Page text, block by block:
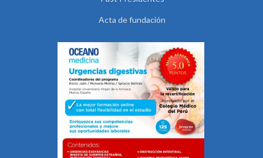
Acta de fundación